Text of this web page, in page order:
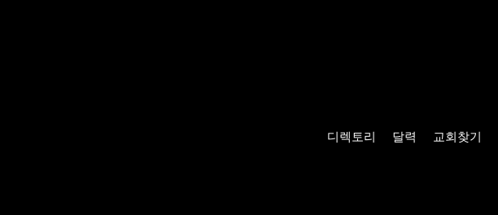
디렉토리 달력 교회찾기